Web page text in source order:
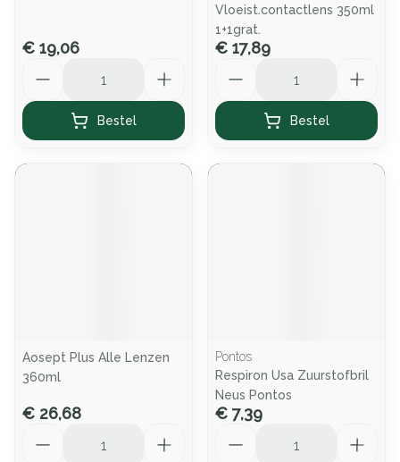
€ 19,06
Bestel
Vloeist.contactlens 350ml
1+1grat.
€ 17,89
Bestel
Aosept Plus Alle Lenzen
360ml
€ 26,68
Pontos
Respiron Usa Zuurstofbril
Neus Pontos
€ 7,39